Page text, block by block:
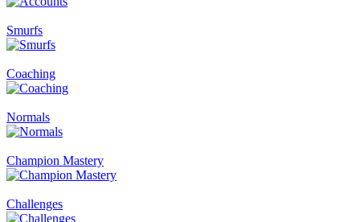
Smurfs
Coaching
Normals
Champion Mastery
Challenges